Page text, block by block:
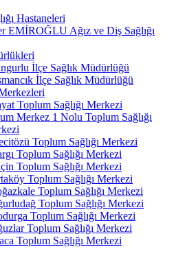
Hastaneleri
EMİROĞLU Ağız ve Diş Sağlığı
İlçe Sağlık Müdürlüğü
İlçe Sağlık Müdürlüğü
Toplum Sağlığı Merkezi
Merkez 1 Nolu Toplum Sağlığı
Toplum Sağlığı Merkezi
Toplum Sağlığı Merkezi
Toplum Sağlığı Merkezi
Toplum Sağlığı Merkezi
Toplum Sağlığı Merkezi
Toplum Sağlığı Merkezi
Toplum Sağlığı Merkezi
Toplum Sağlığı Merkezi
Toplum Sağlığı Merkezi